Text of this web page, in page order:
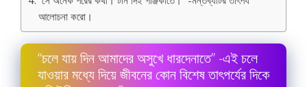
আলােচনা করাে।
“চলে যায় দিন আমাদের অসুখে ধারদেনাতে” -এই চলে
যাওয়ার মধ্যে দিয়ে জীবনের কোন বিশেষ তাৎপর্যের দিকে